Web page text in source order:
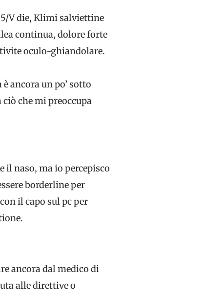
V die, Klimi salviettine
continua, dolore forte
oculo-ghiandolare.
ancora un po’ sotto
che mi preoccupa
naso, ma io percepisco
borderline per
il capo sul pc per
ancora dal medico di
alle direttive o